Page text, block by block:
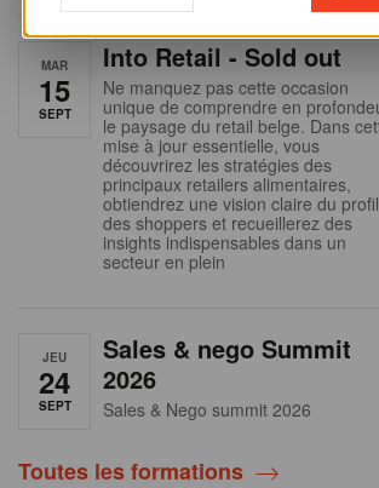
MAR
15
SEPT
Into Retail - Sold out
Ne manquez pas cette occasion
unique de comprendre en
le paysage du retail belge. Dans
mise à jour essentielle, vous
découvrirez les stratégies des
principaux retailers alimentaires,
obtiendrez une vision claire du profil
des shoppers et recueillerez des
insights indispensables dans un
secteur en plein
JEU
24
SEPT
Sales & nego Summit
2026
Sales & Nego summit 2026
Toutes les formations